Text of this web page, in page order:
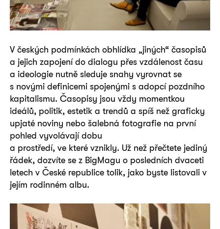
V českých podmínkách obhlídka „jiných“ časopisů
a jejich zapojení do dialogu přes vzdálenost času
a ideologie nutně sleduje snahy vyrovnat se
s novými definicemi spojenými s adopcí pozdního
kapitalismu. Časopisy jsou vždy momentkou
ideálů, politik, estetik a trendů a spíš než graficky
upjaté noviny nebo šalebná fotografie na první
pohled vyvolávají dobu
a prostředí, ve které vznikly. Už než přečtete jediný
řádek, dozvíte se z BigMagu o posledních dvaceti
letech v České republice tolik, jako byste listovali v
jejím rodinném albu.